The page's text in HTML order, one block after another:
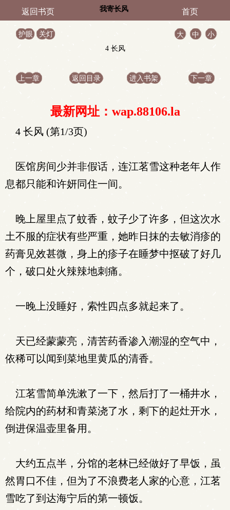
返回书页 我寄长风 首页
护眼 关灯 大 中
小
4 长风
上一章 返回目录 进入书架 下一章
最新网址：wap.88106.la
4 长风 (第1/3页)
医馆房间少并非假话，连江茗雪这种老年人作
息都只能和许妍同住一间。
晚上屋里点了蚊香，蚊子少了许多，但这次水
土不服的症状有些严重，她昨日抹的去敏消疹的
药膏见效甚微，身上的疹子在睡梦中抠破了好几
个，破口处火辣辣地刺痛。
一晚上没睡好，索性四点多就起来了。
天已经蒙蒙亮，清苦药香渗入潮湿的空气中，
依稀可以闻到菜地里黄瓜的清香。
江茗雪简单洗漱了一下，然后打了一桶井水，
给院内的药材和青菜浇了水，剩下的起灶开水，
倒进保温壶里备用。
大约五点半，分馆的老林已经做好了早饭，虽
然胃口不佳，但为了不浪费老人家的心意，江茗
雪吃了到达海宁后的第一顿饭。